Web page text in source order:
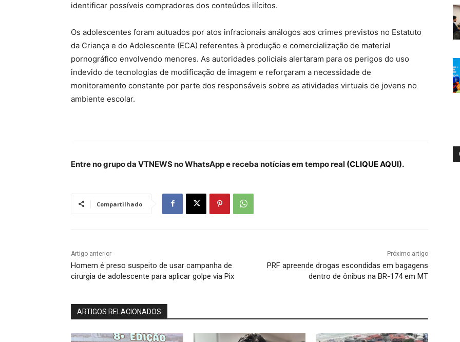
identificar possíveis compradores dos conteúdos ilícitos.
Os adolescentes foram autuados por atos infracionais análogos aos crimes previstos no Estatuto
da Criança e do Adolescente (ECA) referentes à produção e comercialização de material
pornográfico envolvendo menores. As autoridades policiais alertaram para os perigos do uso
indevido de tecnologias de modificação de imagem e reforçaram a necessidade de
monitoramento constante por parte dos responsáveis sobre as atividades virtuais de jovens no
ambiente escolar.
Entre no grupo da VTNEWS no WhatsApp e receba notícias em tempo real (CLIQUE AQUI).
Compartilhado
Artigo anterior
Homem é preso suspeito de usar campanha de
cirurgia de adolescente para aplicar golpe via Pix
Próximo artigo
PRF apreende drogas escondidas em bagagens
dentro de ônibus na BR-174 em MT
ARTIGOS RELACIONADOS